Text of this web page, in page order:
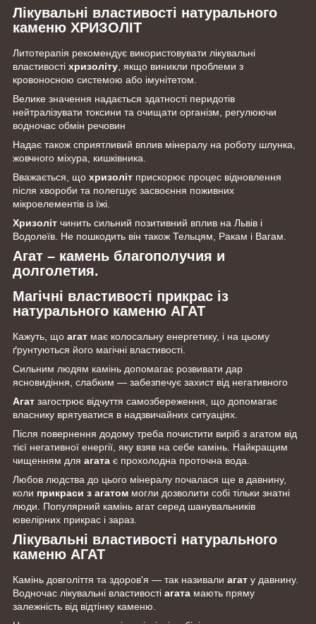
Лікувальні властивості натурального
каменю ХРИЗОЛІТ
Литотерапія рекомендує використовувати лікувальні
властивості хризоліту , якщо виникли проблеми з
кровоносною системою або імунітетом.
Велике значення надається здатності перидотів
нейтралізувати токсини та очищати організм, регулюючи
водночас обмін речовин
Надає також сприятливий вплив мінералу на роботу шлунка,
жовчного міхура, кишківника.
Вважається, що хризоліт прискорює процес відновлення
після хвороби та полегшує засвоєння поживних
мікроелементів із їжі.
Хризоліт чинить сильний позитивний вплив на Львів і
Водолеїв. Не пошкодить він також Тельцям, Ракам і Вагам.
Агат – камень благополучия и
долголетия.
Магічні властивості прикрас із
натурального каменю АГАТ
Кажуть, що агат має колосальну енергетику, і на цьому
ґрунтуються його магічні властивості.
Сильним людям камінь допомагає розвивати дар
ясновидіння, слабким — забезпечує захист від негативного
Агат загострює відчуття самозбереження, що допомагає
власнику врятуватися в надзвичайних ситуаціях.
Після повернення додому треба почистити виріб з агатом від
тієї негативної енергії, яку взяв на себе камінь. Найкращим
чищенням для агата є прохолодна проточна вода.
Любов людства до цього мінералу почалася ще в давнину,
коли прикраси з агатом могли дозволити собі тільки знатні
люди. Популярний камінь агат серед шанувальників
ювелірних прикрас і зараз.
Лікувальні властивості натурального
каменю АГАТ
Камінь довголіття та здоров'я — так називали агат у давнину.
Водночас лікувальні властивості агата мають пряму
залежність від відтінку каменю.